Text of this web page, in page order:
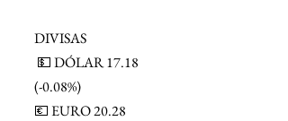
DIVISAS
💵 DÓLAR 17.18
(-0.08%)
💶 EURO 20.28